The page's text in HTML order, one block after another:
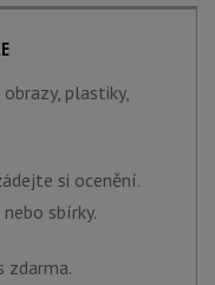
plastiky,
si ocenění.
sbírky.
zdarma.